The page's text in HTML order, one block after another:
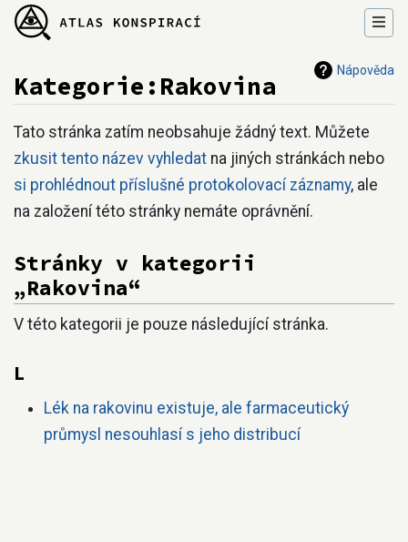
Nápověda
Kategorie:Rakovina
Přejít na:navigace, hledání
Tato stránka zatím neobsahuje žádný text. Můžete
zkusit tento název vyhledat na jiných stránkách nebo
si prohlédnout příslušné protokolovací záznamy, ale
na založení této stránky nemáte oprávnění.
Stránky v kategorii
„Rakovina“
V této kategorii je pouze následující stránka.
L
Lék na rakovinu existuje, ale farmaceutický
průmysl nesouhlasí s jeho distribucí